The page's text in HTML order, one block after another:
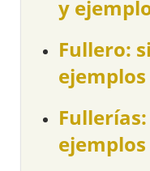
y
Fullero:
ejemplos
ejemplos